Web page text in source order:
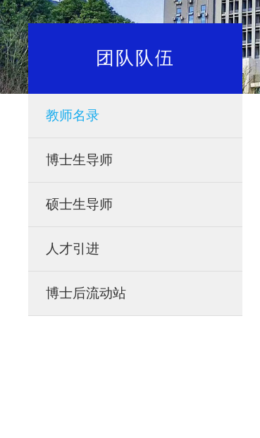
团队队伍
教师名录
博士生导师
硕士生导师
人才引进
博士后流动站